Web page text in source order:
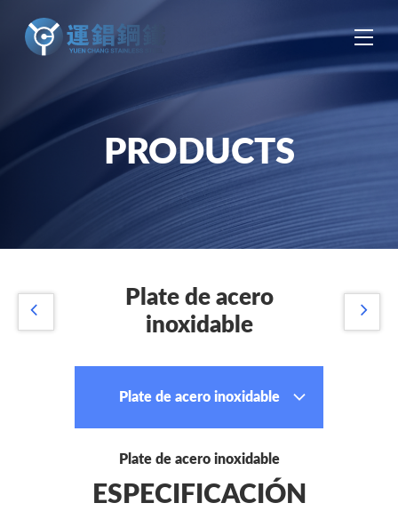
中 EN
PRODUCTS
Plate de acero
inoxidable
Plate de acero inoxidable
Plate de acero inoxidable
ESPECIFICACIÓN